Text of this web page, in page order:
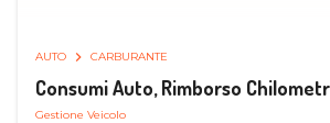
AUTO CARBURANTE
Consumi Auto, Rimborso
Gestione Veicolo